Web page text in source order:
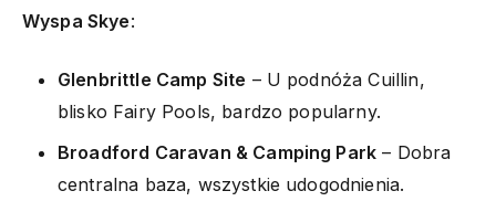
Wyspa Skye:
Glenbrittle Camp Site – U podnóża Cuillin,
blisko Fairy Pools, bardzo popularny.
Broadford Caravan & Camping Park – Dobra
centralna baza, wszystkie udogodnienia.